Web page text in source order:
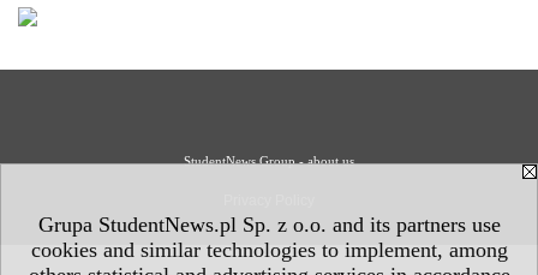
Grupa StudentNews.pl Sp. z o.o. and its partners use
cookies and similar technologies to implement, among
StudentNews Group - about us